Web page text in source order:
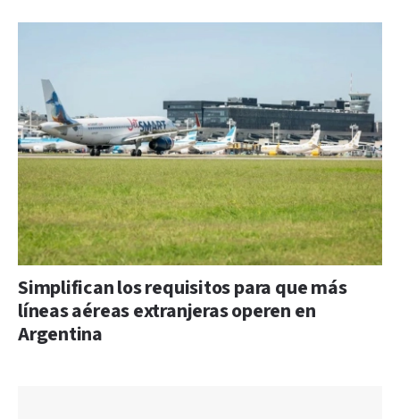
Simplifican los requisitos para que más
líneas aéreas extranjeras operen en
Argentina